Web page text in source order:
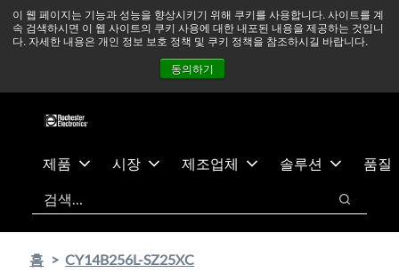
이 웹 페이지는 기능과 성능을 향상시키기 위해 쿠키를 사용합니다. 사이트를 계
속 검색하시면 이 웹 사이트의 쿠키 사용에 대한 내포된 내용을 제공하는 것입니
다. 자세한 내용은 개인 정보 보호 정책 및 쿠키 정책을 참조하시길 바랍니다.
동의하기
츠
건
중동 지역 상황을 지속적으로 주시하고 있으며, 모든 서비스는
정상적으로 운영되고 있습니다. 더 읽어보기 →
뉴스
문의하기
제품 시장 제조업체 솔루션
품질
검색
검색
홈 CY14B256L-SZ25XC